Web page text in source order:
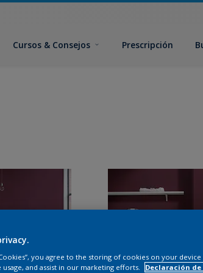
Cursos & Consejos Prescripción
you agree to the storing of cookies on your
usage, and assist in our marketing efforts.
Declaración